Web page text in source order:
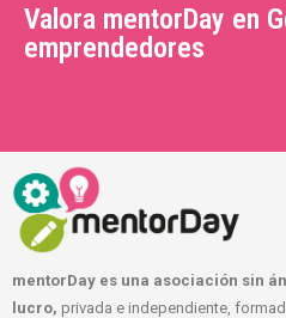
Valora mentorDay en
emprendedores
mentorDay es una asociación sin
lucro, privada e independiente,